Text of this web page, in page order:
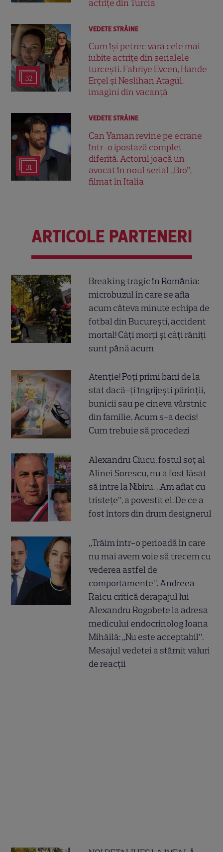
actrițe din Turcia
32
VEDETE STRĂINE
Cum își petrec vara cele mai
iubite actrițe din serialele
turcești. Fahriye Evcen, Hande
Erçel și Neslihan Atagül,
imagini din vacanță
31
VEDETE STRĂINE
Can Yaman revine pe ecrane
într-o ipostază complet
diferită. Actorul joacă un
avocat în noul serial „Bro”,
filmat în Italia
ARTICOLE PARTENERI
Breaking tragic în România:
microbuzul în care se afla
acum câteva minute echipa de
fotbal din București, accident
mortal! Câți morți și câți răniți
sunt până acum
Atenție! Poți primi bani de la
stat dacă-ți îngrijești părinții,
bunicii sau pe cineva vârstnic
din familie. Acum s-a decis!
Cum trebuie să procedezi
Alexandru Ciucu, fostul soț al
Alinei Sorescu, nu a fost lăsat
să intre la Nibiru. „Am aflat cu
tristețe”, a povestit el. De ce a
fost întors din drum designerul
„Trăim într-o perioadă în care
nu mai avem voie să trecem cu
vederea astfel de
comportamente”. Andreea
Raicu critică derapajul lui
Alexandru Rogobete la adresa
medicului endocrinolog Ioana
Mihăilă: „Nu este acceptabil”.
Mesajul vedetei a stârnit valuri
de reacții